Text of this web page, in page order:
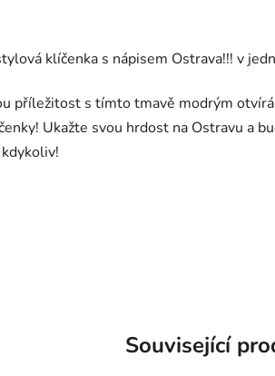
klíčenka s nápisem Ostrava!!! v
příležitost s tímto tmavě modrým
Ukažte svou hrdost na Ostravu a
Související